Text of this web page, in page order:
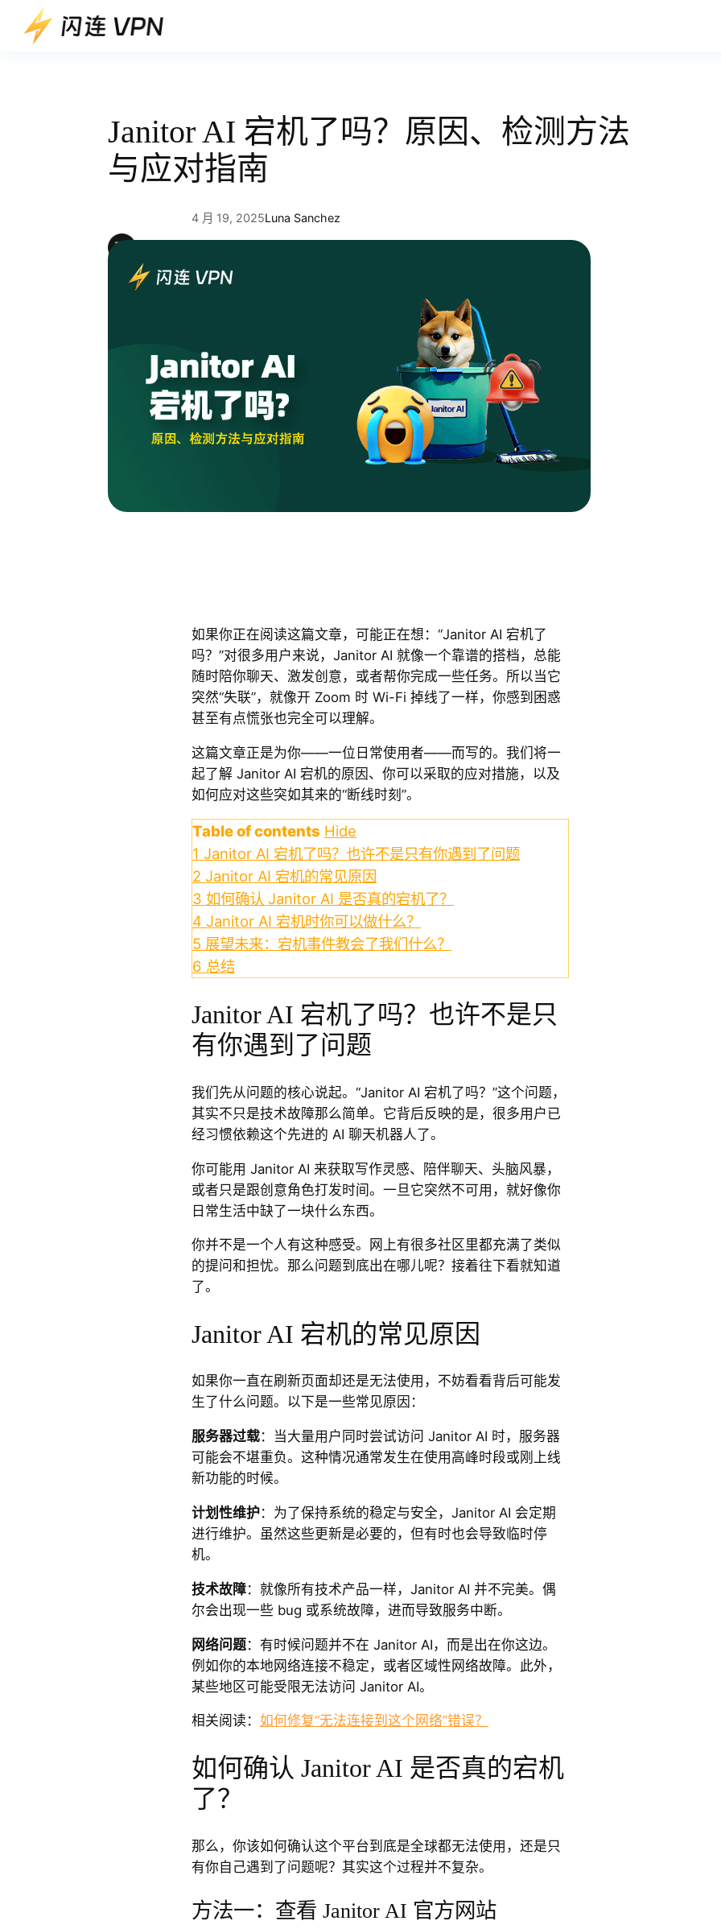
Janitor AI 宕机了吗？原因、检测方法
与应对指南
4 月 19, 2025Luna Sanchez
如果你正在阅读这篇文章，可能正在想：“Janitor AI 宕机了
吗？”对很多用户来说，Janitor AI 就像一个靠谱的搭档，总能
随时陪你聊天、激发创意，或者帮你完成一些任务。所以当它
突然“失联”，就像开 Zoom 时 Wi-Fi 掉线了一样，你感到困惑
甚至有点慌张也完全可以理解。
这篇文章正是为你——一位日常使用者——而写的。我们将一
起了解 Janitor AI 宕机的原因、你可以采取的应对措施，以及
如何应对这些突如其来的“断线时刻”。
Table of contents Hide
1 Janitor AI 宕机了吗？也许不是只有你遇到了问题
2 Janitor AI 宕机的常见原因
3 如何确认 Janitor AI 是否真的宕机了？
4 Janitor AI 宕机时你可以做什么？
5 展望未来：宕机事件教会了我们什么？
6 总结
Janitor AI 宕机了吗？也许不是只
有你遇到了问题
我们先从问题的核心说起。“Janitor AI 宕机了吗？”这个问题，
其实不只是技术故障那么简单。它背后反映的是，很多用户已
经习惯依赖这个先进的 AI 聊天机器人了。
你可能用 Janitor AI 来获取写作灵感、陪伴聊天、头脑风暴，
或者只是跟创意角色打发时间。一旦它突然不可用，就好像你
日常生活中缺了一块什么东西。
你并不是一个人有这种感受。网上有很多社区里都充满了类似
的提问和担忧。那么问题到底出在哪儿呢？接着往下看就知道
了。
Janitor AI 宕机的常见原因
如果你一直在刷新页面却还是无法使用，不妨看看背后可能发
生了什么问题。以下是一些常见原因：
服务器过载：当大量用户同时尝试访问 Janitor AI 时，服务器
可能会不堪重负。这种情况通常发生在使用高峰时段或刚上线
新功能的时候。
计划性维护：为了保持系统的稳定与安全，Janitor AI 会定期
进行维护。虽然这些更新是必要的，但有时也会导致临时停
机。
技术故障：就像所有技术产品一样，Janitor AI 并不完美。偶
尔会出现一些 bug 或系统故障，进而导致服务中断。
网络问题：有时候问题并不在 Janitor AI，而是出在你这边。
例如你的本地网络连接不稳定，或者区域性网络故障。此外，
某些地区可能受限无法访问 Janitor AI。
相关阅读： 如何修复“无法连接到这个网络”错误？
如何确认 Janitor AI 是否真的宕机
了？
那么，你该如何确认这个平台到底是全球都无法使用，还是只
有你自己遇到了问题呢？其实这个过程并不复杂。
方法一：查看 Janitor AI 官方网站